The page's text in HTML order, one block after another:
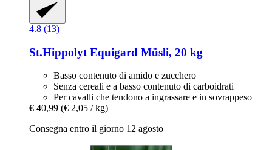
4.8 (13)
St.Hippolyt Equigard Müsli, 20 kg
Basso contenuto di amido e zucchero
Senza cereali e a basso contenuto di carboidrati
Per cavalli che tendono a ingrassare e in sovrappeso
€ 40,99 (€ 2,05 / kg)
Consegna entro il giorno 12 agosto